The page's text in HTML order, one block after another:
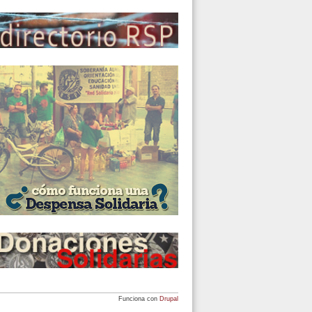
Funciona con Drupal